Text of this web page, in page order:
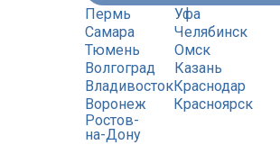
Пермь
Самара
Тюмень
Волгоград
Уфа
Челябинск
Омск
Казань
Владивосток
Воронеж
Ростов-
на-Дону
Краснодар
Красноярск